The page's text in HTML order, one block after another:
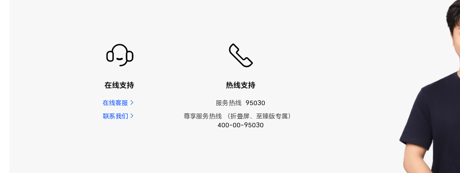
在线支持
在线客服
联系我们
热线支持
服务热线 95030
尊享服务热线 （折叠屏、至臻版专属）
400-00-95030